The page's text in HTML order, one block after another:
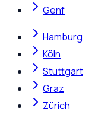
Genf
Hamburg
Köln
Stuttgart
Graz
Zürich